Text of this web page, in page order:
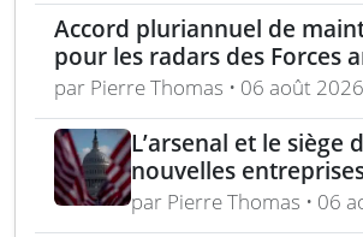
Accord pluriannuel de
pour les radars des Forces
polonaises
par Pierre Thomas • 06 août 2026
L’arsenal et le siège
nouvelles
défense, capital-
politique industrielle
par Pierre Thomas • 06